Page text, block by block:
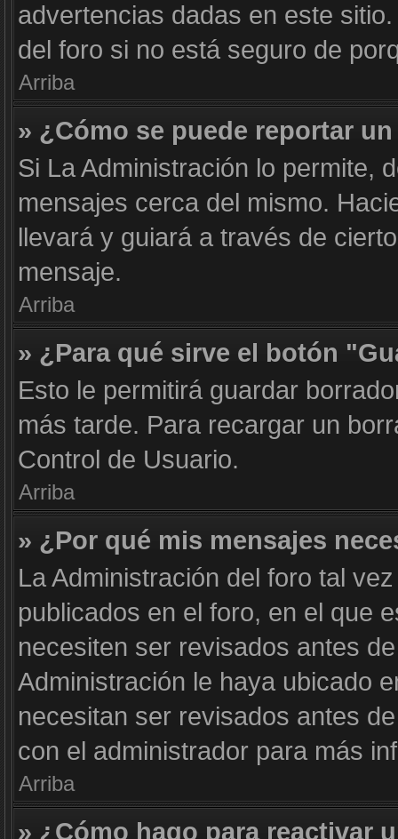
advertencias dadas en este
del foro si no está seguro de
Arriba
» ¿Cómo se puede reportar
Si La Administración lo permite,
mensajes cerca del mismo.
llevará y guiará a través de
mensaje.
Arriba
» ¿Para qué sirve el botón
Esto le permitirá guardar
más tarde. Para recargar un
Control de Usuario.
Arriba
» ¿Por qué mis mensajes
La Administración del foro tal
publicados en el foro, en el que
necesiten ser revisados antes
Administración le haya ubicado
necesitan ser revisados antes
con el administrador para más
Arriba
» ¿Cómo hago para reactivar